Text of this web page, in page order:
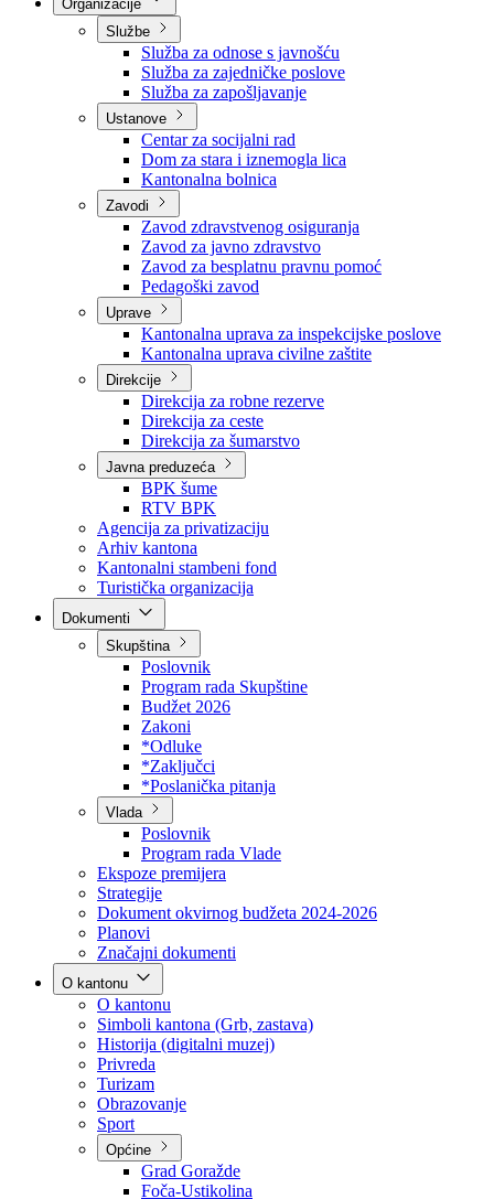
Nadležnosti
Sjednice Vlade
Službe
Služba za odnose s javnošću
Služba za zajedničke poslove
Služba za zapošljavanje
Ustanove
Centar za socijalni rad
Dom za stara i iznemogla lica
Kantonalna bolnica
Zavodi
Zavod zdravstvenog osiguranja
Zavod za javno zdravstvo
Zavod za besplatnu pravnu pomoć
Pedagoški zavod
Uprave
Kantonalna uprava za inspekcijske poslove
Kantonalna uprava civilne zaštite
Direkcije
Direkcija za robne rezerve
Direkcija za ceste
Direkcija za šumarstvo
Javna preduzeća
BPK šume
RTV BPK
Agencija za privatizaciju
Arhiv kantona
Kantonalni stambeni fond
Turistička organizacija
Skupština
Poslovnik
Program rada Skupštine
Budžet 2026
Zakoni
*Odluke
*Zaključci
*Poslanička pitanja
Vlada
Poslovnik
Program rada Vlade
Ekspoze premijera
Strategije
Dokument okvirnog budžeta 2024-2026
Planovi
Značajni dokumenti
O kantonu
O kantonu
Simboli kantona (Grb, zastava)
Historija (digitalni muzej)
Privreda
Turizam
Obrazovanje